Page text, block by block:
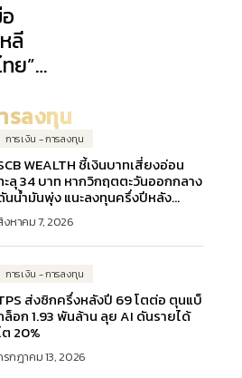
ลี
ย”
รลงทุน
การเงิน - การลงทุน
WEALTH ชี้เงินบาทเสี่ยงอ่อน
ะลุ 34 บาท หากวิกฤตตะวันออกกลาง
นน้ำมันพุ่ง แนะลงทุนครึ่งปีหลัง
Invested” จับตา Fed-
มิรัฐศาสตร์-AI
งหาคม 7, 2026
การเงิน - การลงทุน
ส่งซิกครึ่งหลังปี 69 โตต่อ ตุนแบ็
ล็อก 1.93 พันล้าน ลุย AI ดันรายได้
ต 20%
กฎาคม 13, 2026